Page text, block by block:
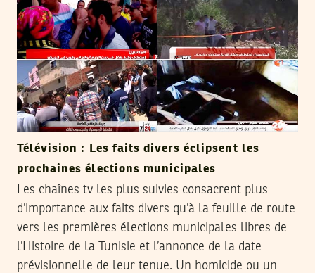
Télévision : Les faits divers éclipsent les
prochaines élections municipales
Les chaînes tv les plus suivies consacrent plus
d’importance aux faits divers qu’à la feuille de route
vers les premières élections municipales libres de
l’Histoire de la Tunisie et l’annonce de la date
prévisionnelle de leur tenue. Un homicide ou un